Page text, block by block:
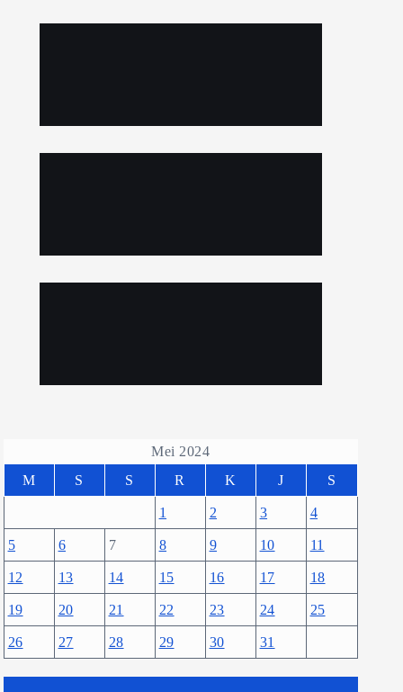
Mei 2024
M
S S R K J S
1 2 3 4
5 6 7 8 9 10 11
12 13 14 15 16 17 18
19 20 21 22 23 24 25
26 27 28 29 30 31